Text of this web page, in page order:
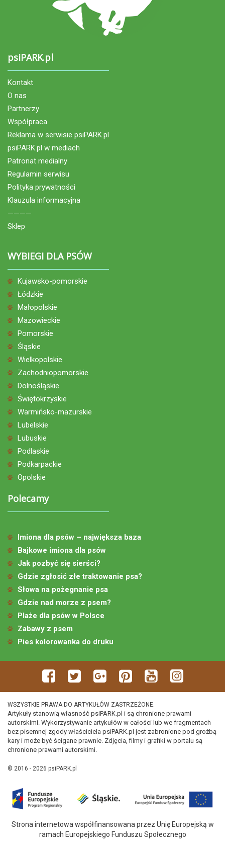
psiPARK.pl
Kontakt
O nas
Partnerzy
Współpraca
Reklama w serwisie psiPARK.pl
psiPARK.pl w mediach
Patronat medialny
Regulamin serwisu
Polityka prywatności
Klauzula informacyjna
————
Sklep
WYBIEGI DLA PSÓW
Kujawsko-pomorskie
Łódzkie
Małopolskie
Mazowieckie
Pomorskie
Śląskie
Wielkopolskie
Zachodniopomorskie
Dolnośląskie
Świętokrzyskie
Warmińsko-mazurskie
Lubelskie
Lubuskie
Podlaskie
Podkarpackie
Opolskie
Polecamy
Imiona dla psów – największa baza
Bajkowe imiona dla psów
Jak pozbyć się sierści?
Gdzie zgłosić złe traktowanie psa?
Słowa na pożegnanie psa
Gdzie nad morze z psem?
Plaże dla psów w Polsce
Zabawy z psem
Pies kolorowanka do druku
WSZYSTKIE PRAWA DO ARTYKUŁÓW ZASTRZEŻONE.
Artykuły stanowią własność psiPARK.pl i są chronione prawami
autorskimi. Wykorzystywanie artykułów w całości lub we fragmentach
bez pisemnej zgody właściciela psiPARK.pl jest zabronione pod groźbą
kary i może być ścigane prawnie. Zdjęcia, filmy i grafiki w portalu są
chronione prawami autorskimi.
© 2016 - 2026 psiPARK.pl
Strona internetowa współfinansowana przez Unię Europejską w
ramach Europejskiego Funduszu Społecznego